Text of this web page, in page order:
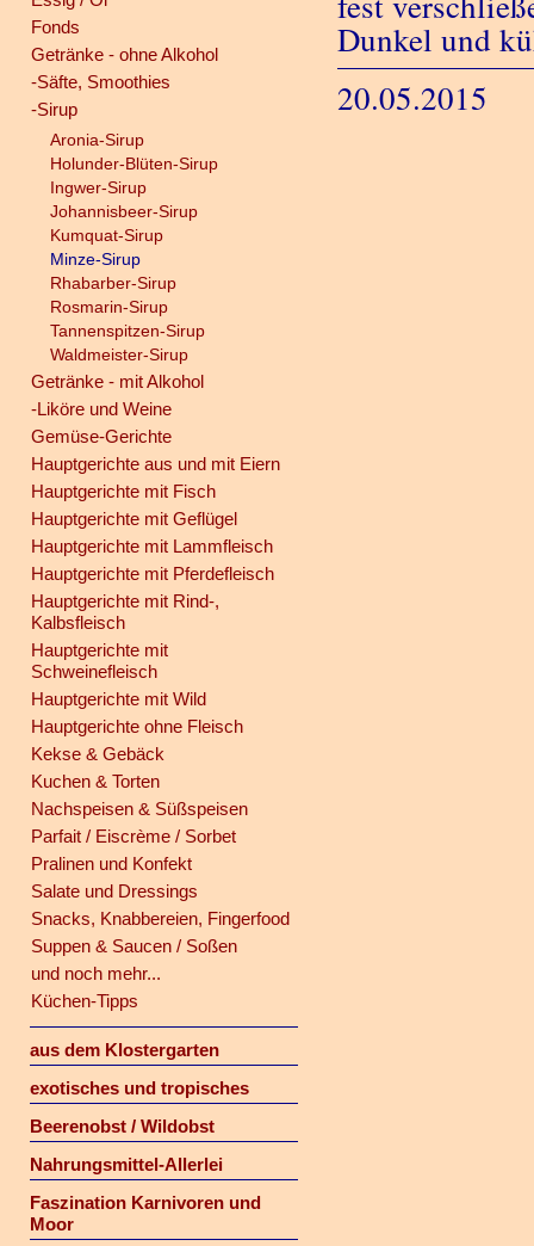
Fonds
Getränke - ohne Alkohol
-Säfte, Smoothies
-Sirup
Aronia-Sirup
Holunder-Blüten-Sirup
Ingwer-Sirup
Johannisbeer-Sirup
Kumquat-Sirup
Minze-Sirup
Rhabarber-Sirup
Rosmarin-Sirup
Tannenspitzen-Sirup
Waldmeister-Sirup
Getränke - mit Alkohol
-Liköre und Weine
Gemüse-Gerichte
Hauptgerichte aus und mit Eiern
Hauptgerichte mit Fisch
Hauptgerichte mit Geflügel
Hauptgerichte mit Lammfleisch
Hauptgerichte mit Pferdefleisch
Hauptgerichte mit Rind-,
Kalbsfleisch
Hauptgerichte mit
Schweinefleisch
Hauptgerichte mit Wild
Hauptgerichte ohne Fleisch
Kekse & Gebäck
Kuchen & Torten
Nachspeisen & Süßspeisen
Parfait / Eiscrème / Sorbet
Pralinen und Konfekt
Salate und Dressings
Snacks, Knabbereien, Fingerfood
Suppen & Saucen / Soßen
und noch mehr...
Küchen-Tipps
aus dem Klostergarten
exotisches und tropisches
Beerenobst / Wildobst
Nahrungsmittel-Allerlei
Faszination Karnivoren und
Moor
Dunkel und
20.05.2015